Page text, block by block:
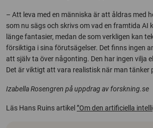
– Att leva med en människa är att åldras med
som nu sägs och skrivs om vad en framtida AI
länge fantasier, medan de som verkligen kan
försiktiga i sina förutsägelser. Det finns ingen
att själv ta över någonting. Den har ingen vilja
Det är viktigt att vara realistisk när man tänker
Izabella Rosengren på uppdrag av forskning.se
Läs Hans Ruins artikel ”Om den artificiella